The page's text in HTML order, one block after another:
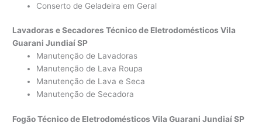
Conserto de Geladeira em Geral
Lavadoras e Secadores Técnico de Eletrodomésticos Vila
Guarani Jundiaí SP
Manutenção de Lavadoras
Manutenção de Lava Roupa
Manutenção de Lava e Seca
Manutenção de Secadora
Fogão Técnico de Eletrodomésticos Vila Guarani Jundiaí SP